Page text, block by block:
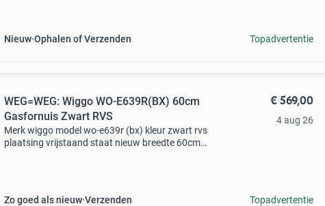
Nieuw Ophalen of Verzenden Topadvertentie
WEG=WEG: Wiggo WO-E639R(BX) 60cm
Gasfornuis Zwart RVS
Merk wiggo model wo-e639r (bx) kleur zwart rvs
plaatsing vrijstaand staat nieuw breedte 60cm
Zo goed als nieuw Verzenden
€ 569,00
4 aug 26
Topadvertentie